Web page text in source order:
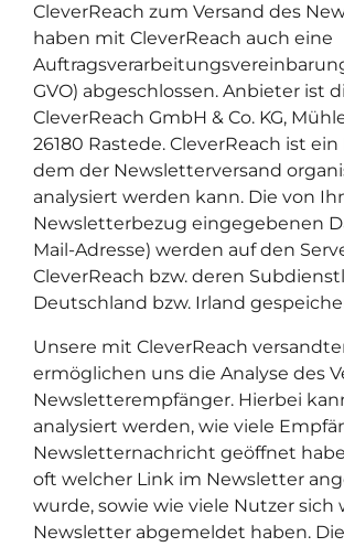
CleverReach zum Versand des
haben mit CleverReach auch eine
GVO) abgeschlossen. Anbieter ist
CleverReach GmbH & Co. KG,
26180 Rastede. CleverReach ist
dem der Newsletterversand
analysiert werden kann. Die von
Newsletterbezug eingegebenen
Mail-Adresse) werden auf den
CleverReach bzw. deren
Deutschland bzw. Irland
Unsere mit CleverReach
ermöglichen uns die Analyse des
Newsletterempfänger. Hierbei
analysiert werden, wie viele
Newsletternachricht geöffnet
oft welcher Link im Newsletter
wurde, sowie wie viele Nutzer sich
Newsletter abgemeldet haben.